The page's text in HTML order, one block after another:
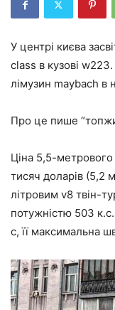
У центрі києва
class в кузові
лімузин maybach в
Про це пише
Ціна 5,5-
тисяч доларів (5,2
літровим v8 твін-
потужністю 503
с, її максимальна